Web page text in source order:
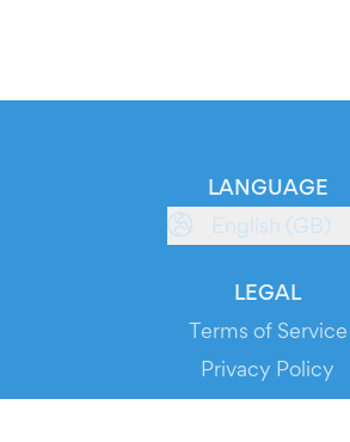
LANGUAGE
English (GB)
LEGAL
Terms of Service
Privacy Policy
Cookie Policy